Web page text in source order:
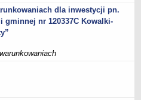
dla inwestycji pn.
gminnej nr 120337C Kowalki-